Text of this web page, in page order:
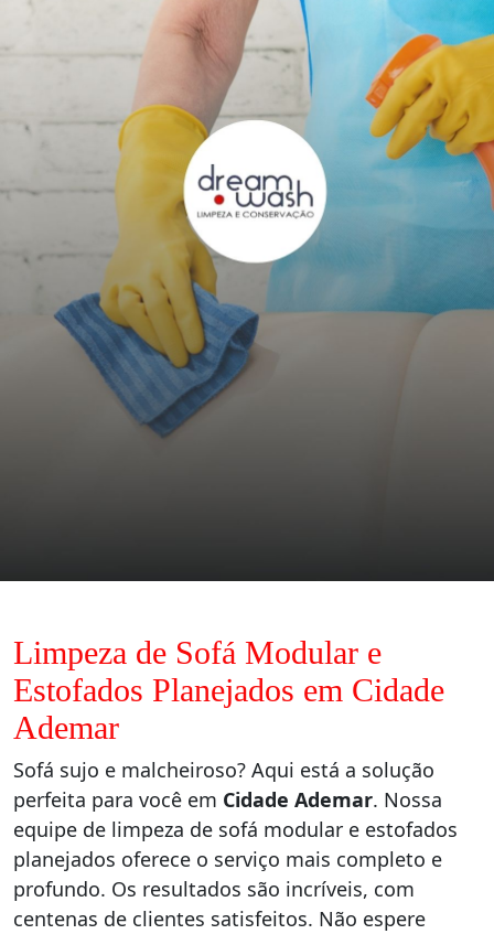
Limpeza de Sofá Modular e
Estofados Planejados em Cidade
Ademar
Sofá sujo e malcheiroso? Aqui está a solução
perfeita para você em Cidade Ademar. Nossa
equipe de limpeza de sofá modular e estofados
planejados oferece o serviço mais completo e
profundo. Os resultados são incríveis, com
centenas de clientes satisfeitos. Não espere